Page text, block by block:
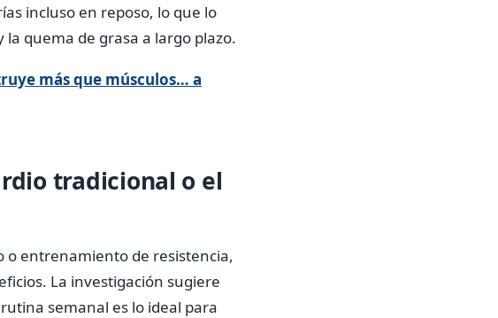
incluso en reposo, lo que lo
quema de grasa a largo plazo.
más que músculos… a
tradicional o el
o entrenamiento de resistencia,
La investigación sugiere
semanal es lo ideal para